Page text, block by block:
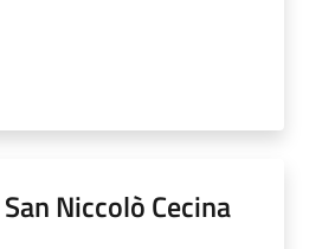
Niccolò Cecina